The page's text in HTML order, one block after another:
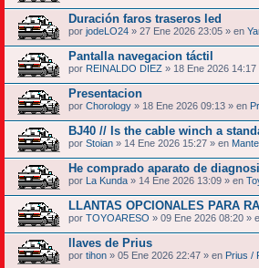
Duración faros traseros led
por jodeLO24 » 27 Ene 2026 23:05 » en
Pantalla navegacion táctil
por REINALDO DIEZ » 18 Ene 2026 14:17
Presentacion
por Chorology » 18 Ene 2026 09:13 » en
BJ40 // Is the cable winch a
por Stoian » 14 Ene 2026 15:27 » en
He comprado aparato de
por La Kunda » 14 Ene 2026 13:09 » en
LLANTAS OPCIONALES PARA
por TOYOARESO » 09 Ene 2026 08:20 »
llaves de Prius
por tihon » 05 Ene 2026 22:47 » en Prius /